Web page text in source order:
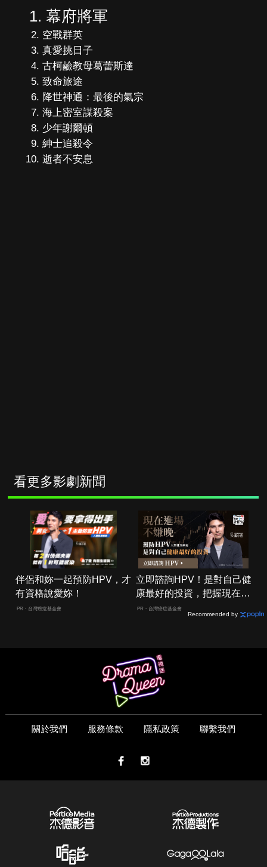
幕府將軍
空戰群英
真愛挑日子
古柯鹼教母葛蕾斯達
致命旅途
降世神通：最後的氣宗
海上密室謀殺案
少年謝爾頓
紳士追殺令
逝者不安息
看更多影劇新聞
伴侶和妳一起預防HPV，才
有資格說愛妳！
PR・台灣癌症基金會
立即諮詢HPV！是對自己健
康最好的投資，把握現在不
嫌晚！
PR・台灣癌症基金會
Recommended by
關於我們 服務條款 隱私政策 聯繫我們